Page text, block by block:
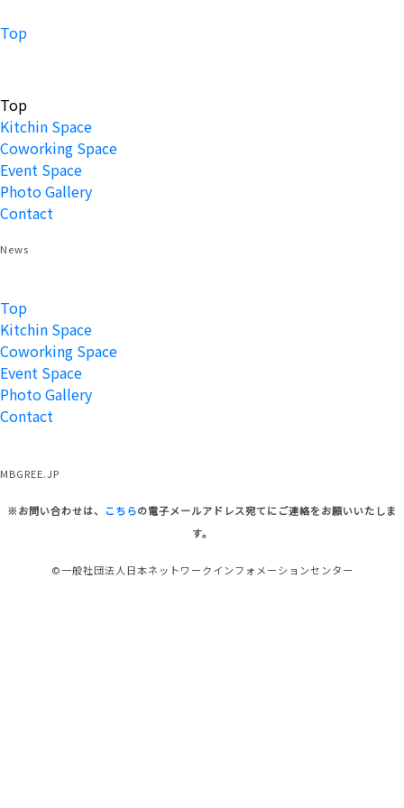
Top
Top
Kitchin Space
Coworking Space
Event Space
Photo Gallery
Contact
News
Top
Kitchin Space
Coworking Space
Event Space
Photo Gallery
Contact
MBGREE.JP
※お問い合わせは、 こちらの電子メールアドレス宛てにご連絡をお願いいたしま
す。
©一般社団法人日本ネットワークインフォメーションセンター